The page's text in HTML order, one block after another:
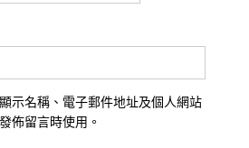
示名稱、電子郵件地址及個人網站
佈留言時使用。